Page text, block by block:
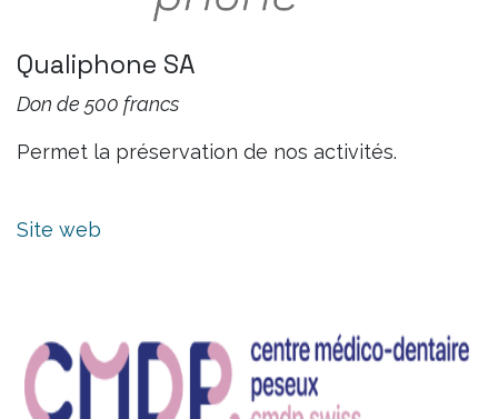
Qualiphone SA
Don de 500 francs
Permet la préservation de nos activités.
Site web